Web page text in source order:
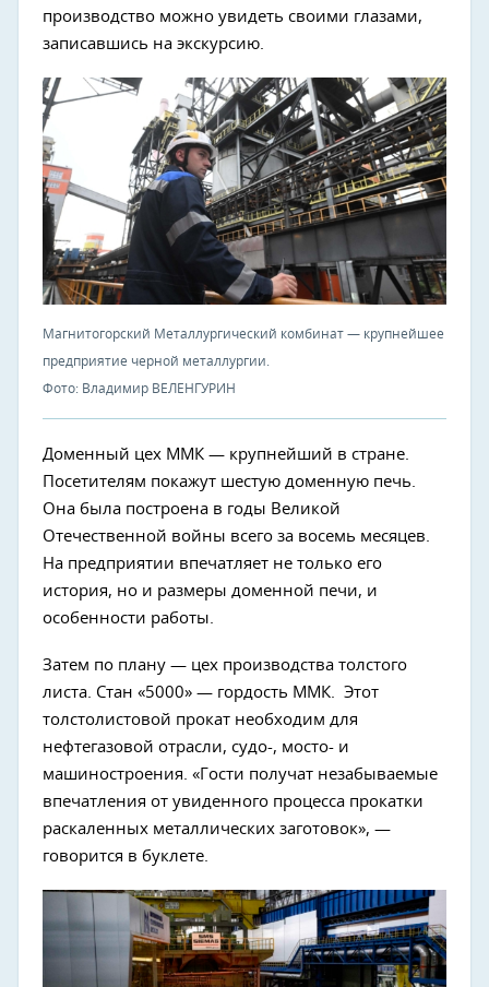
производство можно увидеть своими глазами,
записавшись на экскурсию.
Магнитогорский Металлургический комбинат — крупнейшее
предприятие черной металлургии.
Фото: Владимир ВЕЛЕНГУРИН
Доменный цех ММК — крупнейший в стране.
Посетителям покажут шестую доменную печь.
Она была построена в годы Великой
Отечественной войны всего за восемь месяцев.
На предприятии впечатляет не только его
история, но и размеры доменной печи, и
особенности работы.
Затем по плану — цех производства толстого
листа. Стан «5000» — гордость ММК. Этот
толстолистовой прокат необходим для
нефтегазовой отрасли, судо-, мосто- и
машиностроения. «Гости получат незабываемые
впечатления от увиденного процесса прокатки
раскаленных металлических заготовок», —
говорится в буклете.